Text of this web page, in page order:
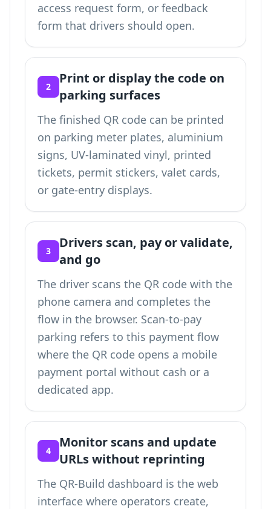
access request form, or feedback
form that drivers should open.
2
Print or display the code on
parking surfaces
The finished QR code can be printed
on parking meter plates, aluminium
signs, UV-laminated vinyl, printed
tickets, permit stickers, valet cards,
or gate-entry displays.
3
Drivers scan, pay or validate,
and go
The driver scans the QR code with the
phone camera and completes the
flow in the browser. Scan-to-pay
parking refers to this payment flow
where the QR code opens a mobile
payment portal without cash or a
dedicated app.
4
Monitor scans and update
URLs without reprinting
The QR-Build dashboard is the web
interface where operators create,